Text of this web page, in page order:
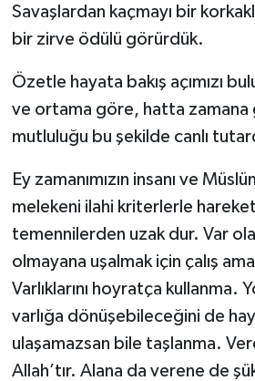
Savaşlardan kaçmayı bir
bir zirve ödülü görürdük.
Özetle hayata bakış açımızı
ve ortama göre, hatta
mutluluğu bu şekilde canlı
Ey zamanımızın insanı ve
melekeni ilahi kriterlerle
temennilerden uzak dur. Var
olmayana uşalmak için çalış
Varlıklarını hoyratça kullanma.
varlığa dönüşebileceğini de
ulaşamazsan bile taşlanma.
Allah’tır. Alana da verene de